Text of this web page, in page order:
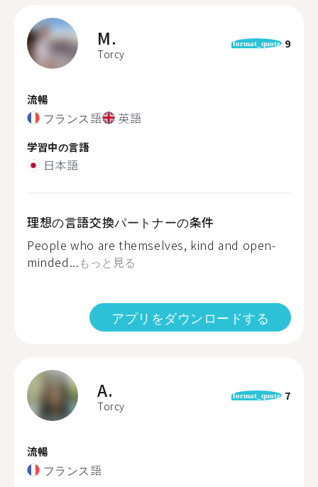
M.
Torcy
format_quote 9
流暢
フランス語 英語
学習中の言語
日本語
理想の言語交換パートナーの条件
People who are themselves, kind and open-
minded...もっと見る
アプリをダウンロードする
A.
Torcy
format_quote 7
流暢
フランス語